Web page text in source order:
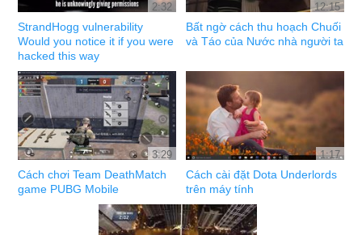
2:32
StrandHogg vulnerability
Would you notice it if you were
hacked this way
12:15
Bất ngờ cách thu hoạch Chuối
và Táo của Nước nhà người ta
3:29
Cách chơi Team DeathMatch
game PUBG Mobile
1:17
Cách cài đặt Dota Underlords
trên máy tính